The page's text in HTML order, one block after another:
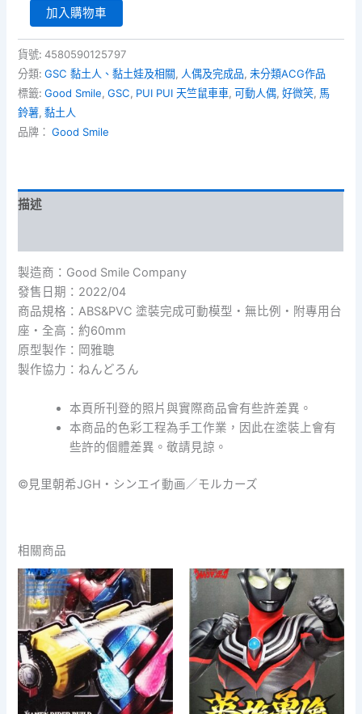
人
1677
《PUI
PUI
天
竺
鼠
鈴
量
加入購物車
貨號:4580590125797
分類:GSC 黏土人、黏土娃及相關, 人偶及完成品,未分類ACG作品
標籤:Good Smile,GSC, PUI PUI 天竺鼠車車,可動人偶,好微笑, 馬
鈴薯,黏土人
品牌：Good Smile
描述
製造商：Good Smile Company
發售日期：2022/04
商品規格：ABS&PVC 塗裝完成可動模型・無比例・附專用台
座・全高：約60mm
原型製作：岡雅聰
製作協力：ねんどろん
本頁所刊登的照片與實際商品會有些許差異。
本商品的色彩工程為手工作業，因此在塗裝上會有
些許的個體差異。敬請見諒。
©見里朝希JGH・シンエイ動画／モルカーズ
相關商品